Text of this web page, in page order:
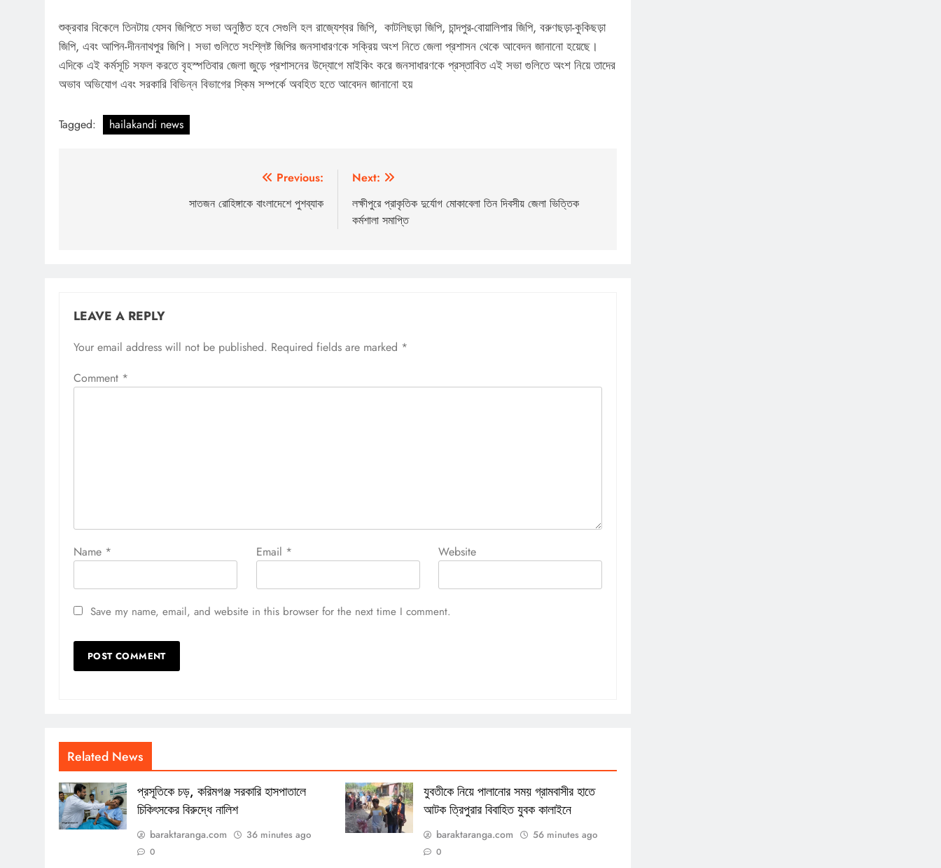
শুক্রবার বিকেলে তিনটায় যেসব জিপিতে সভা অনুষ্ঠিত হবে সেগুলি হল রাজ্যেশ্বর জিপি, কাটলিছড়া জিপি, চান্দপুর-বোয়ালিপার জিপি, বরুণছড়া-কুকিছড়া
জিপি, এবং আপিন-দীননাথপুর জিপি। সভা গুলিতে সংশ্লিষ্ট জিপির জনসাধারণকে সক্রিয় অংশ নিতে জেলা প্রশাসন থেকে আবেদন জানানো হয়েছে।
এদিকে এই কর্মসূচি সফল করতে বৃহস্পতিবার জেলা জুড়ে প্রশাসনের উদ্যোগে মাইকিং করে জনসাধারণকে প্রস্তাবিত এই সভা গুলিতে অংশ নিয়ে তাদের
অভাব অভিযোগ এবং সরকারি বিভিন্ন বিভাগের স্কিম সম্পর্কে অবহিত হতে আবেদন জানানো হয়
Tagged: hailakandi news
Previous:
সাতজন রোহিঙ্গাকে বাংলাদেশে পুশব্যাক
Next:
লক্ষীপুরে প্রাকৃতিক দুর্যোগ মোকাবেলা তিন দিবসীয় জেলা ভিত্তিক
কর্মশালা সমাপ্তি
LEAVE A REPLY
Your email address will not be published. Required fields are marked *
Comment *
Name * Email * Website
Save my name, email, and website in this browser for the next time I comment.
Related News
প্রসূতিকে চড়, করিমগঞ্জ সরকারি হাসপাতালে
চিকিৎসকের বিরুদ্ধে নালিশ
baraktaranga.com 36 minutes ago
0
যুবতীকে নিয়ে পালানোর সময় গ্রামবাসীর হাতে
আটক ত্রিপুরার বিবাহিত যুবক কালাইনে
baraktaranga.com 56 minutes ago
0